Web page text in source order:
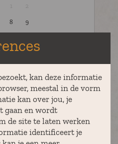
1
8 9
kan deze informatie
meestal in de vorm
kan over jou, je
gaan en wordt
de site te laten werken
identificeert je